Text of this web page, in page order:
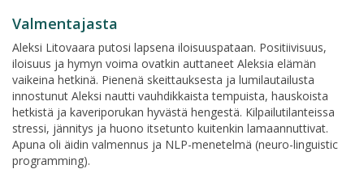
Valmentajasta
Aleksi Litovaara putosi lapsena iloisuuspataan. Positiivisuus,
iloisuus ja hymyn voima ovatkin auttaneet Aleksia elämän
vaikeina hetkinä. Pienenä skeittauksesta ja lumilautailusta
innostunut Aleksi nautti vauhdikkaista tempuista, hauskoista
hetkistä ja kaveriporukan hyvästä hengestä. Kilpailutilanteissa
stressi, jännitys ja huono itsetunto kuitenkin lamaannuttivat.
Apuna oli äidin valmennus ja NLP-menetelmä (neuro-linguistic
programming).